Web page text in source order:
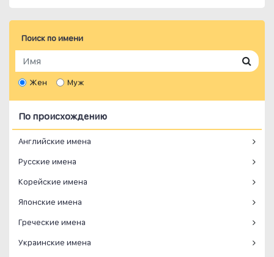
Поиск по имени
Жен Муж
По происхождению
Английские имена
Русские имена
Корейские имена
Японские имена
Греческие имена
Украинские имена